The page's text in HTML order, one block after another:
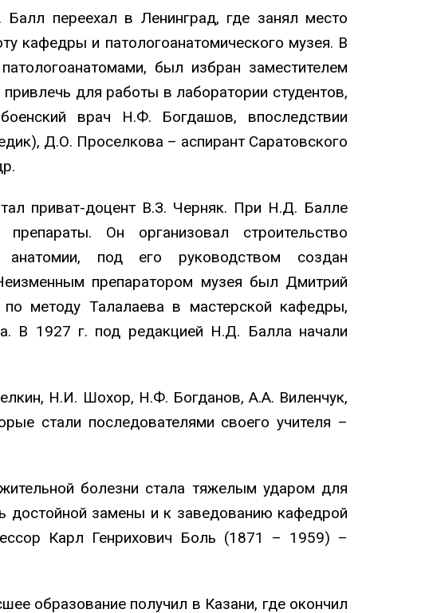
переехал в Ленинград, где занял место
кафедры и патологоанатомического музея. В
был избран заместителем
для работы в лаборатории студентов,
врач Н.Ф. Богдашов, впоследствии
Д.О. Проселкова – аспирант Саратовского
приват-доцент В.З. Черняк. При Н.Д. Балле
Он организовал строительство
под его руководством создан
препаратором музея был Дмитрий
по методу Талалаева в мастерской кафедры,
В 1927 г. под редакцией Н.Д. Балла начали
Н.И. Шохор, Н.Ф. Богданов, А.А. Виленчук,
стали последователями своего учителя –
болезни стала тяжелым ударом для
достойной замены и к заведованию кафедрой
Карл Генрихович Боль (1871 – 1959) –
образование получил в Казани, где окончил